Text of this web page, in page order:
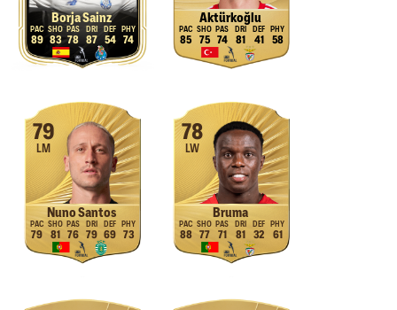
Borja Sainz
89 83 78 87 54 74
Aktürkoğlu
85 75 74 81 41 58
79
LM
Nuno Santos
79 81 76 79 69 73
78
LW
Bruma
88 77 71 81 32 61